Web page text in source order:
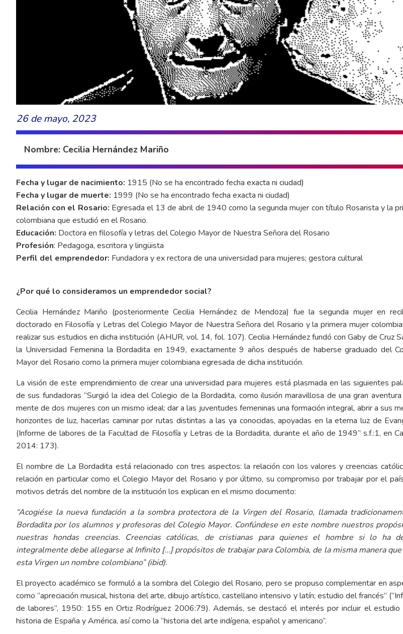
26 de mayo, 2023
Nombre: Cecilia Hernández Mariño
Fecha y lugar de nacimiento: 1915 (No se ha encontrado fecha exacta ni ciudad)
Fecha y lugar de muerte: 1999 (No se ha encontrado fecha exacta ni ciudad)
Relación con el Rosario: Egresada el 13 de abril de 1940 como la segunda mujer con título Rosarista y la
colombiana que estudió en el Rosario.
Educación: Doctora en filosofía y letras del Colegio Mayor de Nuestra Señora del Rosario
Profesión: Pedagoga, escritora y lingüista
Perfil del emprendedor: Fundadora y ex rectora de una universidad para mujeres; gestora cultural
¿Por qué lo consideramos un emprendedor social?
Cecilia Hernández Mariño (posteriormente Cecilia Hernández de Mendoza) fue la segunda mujer en
doctorado en Filosofía y Letras del Colegio Mayor de Nuestra Señora del Rosario y la primera mujer
realizar sus estudios en dicha institución (AHUR, vol. 14, fol. 107). Cecilia Hernández fundó con Gaby de Cruz
la Universidad Femenina la Bordadita en 1949, exactamente 9 años después de haberse graduado del
Mayor del Rosario como la primera mujer colombiana egresada de dicha institución.
La visión de este emprendimiento de crear una universidad para mujeres está plasmada en las siguientes
de sus fundadoras “Surgió la idea del Colegio de la Bordadita, como ilusión maravillosa de una gran
mente de dos mujeres con un mismo ideal: dar a las juventudes femeninas una formación integral, abrir a sus
horizontes de luz, hacerlas caminar por rutas distintas a las ya conocidas, apoyadas en la eterna luz de
(Informe de labores de la Facultad de Filosofía y Letras de la Bordadita, durante el año de 1949” s.f.:1, en
2014: 173).
El nombre de La Bordadita está relacionado con tres aspectos: la relación con los valores y creencias
relación en particular como el Colegio Mayor del Rosario y por último, su compromiso por trabajar por el
motivos detrás del nombre de la institución los explican en el mismo documento:
“Acogiése la nueva fundación a la sombra protectora de la Virgen del Rosario, llamada
Bordadita por los alumnos y profesoras del Colegio Mayor. Confúndese en este nombre nuestros
nuestras hondas creencias. Creencias católicas, de cristianas para quienes el hombre si lo ha
integralmente debe allegarse al Infinito [...] propósitos de trabajar para Colombia, de la misma manera
esta Virgen un nombre colombiano” (ibid).
El proyecto académico se formuló a la sombra del Colegio del Rosario, pero se propuso complementar en
como “apreciación musical, historia del arte, dibujo artístico, castellano intensivo y latín; estudio del francés”
de labores”, 1950: 155 en Ortiz Rodríguez 2006:79). Además, se destacó el interés por incluir el estudio
historia de España y América, así como la “historia del arte indígena, español y americano”.